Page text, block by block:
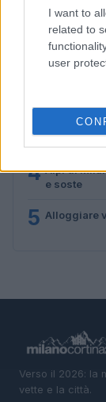
I want to
related to
user
Dove la
Cervino
3
Alpi
attività
4 Alpi di
e soste
5 Alloggiare
Verso il 2026: la
vette e la città.